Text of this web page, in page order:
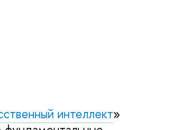
интеллект»